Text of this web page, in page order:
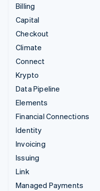
Billing
Capital
Checkout
Climate
Connect
Krypto
Data Pipeline
Elements
Financial Connections
Identity
Invoicing
Issuing
Link
Managed Payments